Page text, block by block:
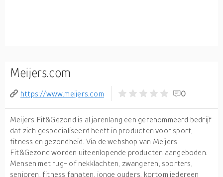
Meijers.com
https://www.meijers.com 0
Meijers Fit&Gezond is al jarenlang een gerenommeerd bedrijf
dat zich gespecialiseerd heeft in producten voor sport,
fitness en gezondheid. Via de webshop van Meijers
Fit&Gezond worden uiteenlopende producten aangeboden.
Mensen met rug- of nekklachten, zwangeren, sporters,
senioren, fitness fanaten, jonge ouders, kortom iedereen